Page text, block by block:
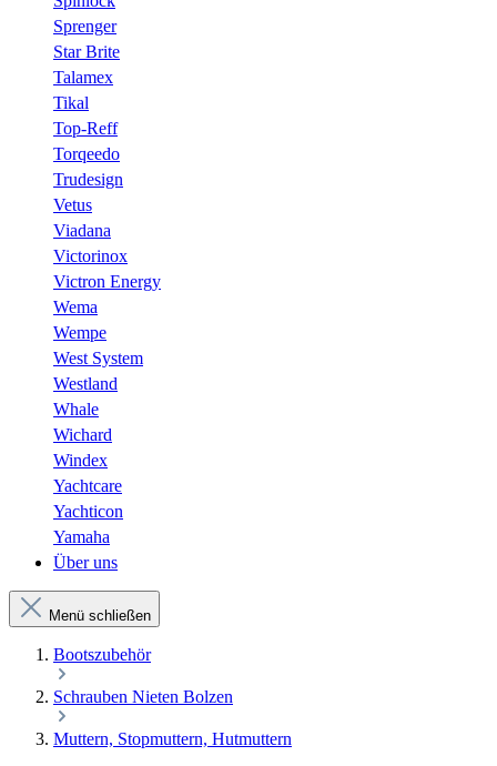
Sprenger
Star Brite
Talamex
Tikal
Top-Reff
Torqeedo
Trudesign
Vetus
Viadana
Victorinox
Victron Energy
Wema
Wempe
West System
Westland
Whale
Wichard
Windex
Yachtcare
Yachticon
Yamaha
Über uns
Menü schließen
Bootszubehör
Schrauben Nieten Bolzen
Muttern, Stopmuttern, Hutmuttern